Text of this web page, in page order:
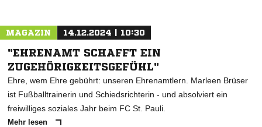
MAGAZIN 14.12.2024 | 10:30
"EHRENAMT SCHAFFT EIN
ZUGEHÖRIGKEITSGEFÜHL"
Ehre, wem Ehre gebührt: unseren Ehrenamtlern. Marleen Brüser
ist Fußballtrainerin und Schiedsrichterin - und absolviert ein
freiwilliges soziales Jahr beim FC St. Pauli.
Mehr lesen